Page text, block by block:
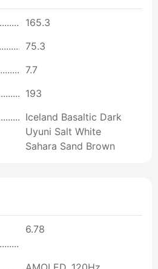
165.3
75.3
7.7
193
Iceland Basaltic Dark
Uyuni Salt White
Sahara Sand Brown
6.78